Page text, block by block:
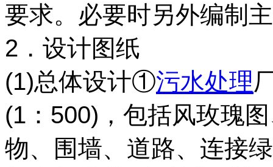
要求。必要时另外编制
2．设计图纸
(1)总体设计①污水处理
(1：500)，包括风玫瑰
物、围墙、道路、连接